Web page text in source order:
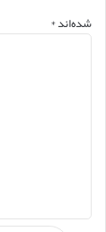
شده‌اند*
د